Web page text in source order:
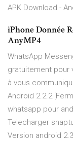
APK Download -
iPhone Donnée
AnyMP4
WhatsApp
gratuitement pour
à vous
Android 2.2.2
whatsapp pour
Telecharger
Version android